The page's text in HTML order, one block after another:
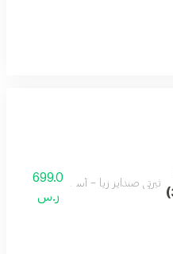
ثيرتي صندايز زيا – أسود (30sm066)699.0
ر.س